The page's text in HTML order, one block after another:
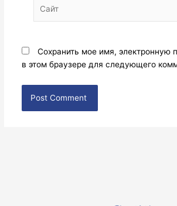
Сохранить мое имя, электронную
в этом браузере для следующего